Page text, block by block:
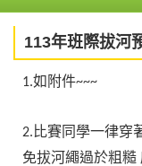
113年班際拔河
1.如附件~~~
2. 比賽同學一律穿
免拔河繩過於粗糙